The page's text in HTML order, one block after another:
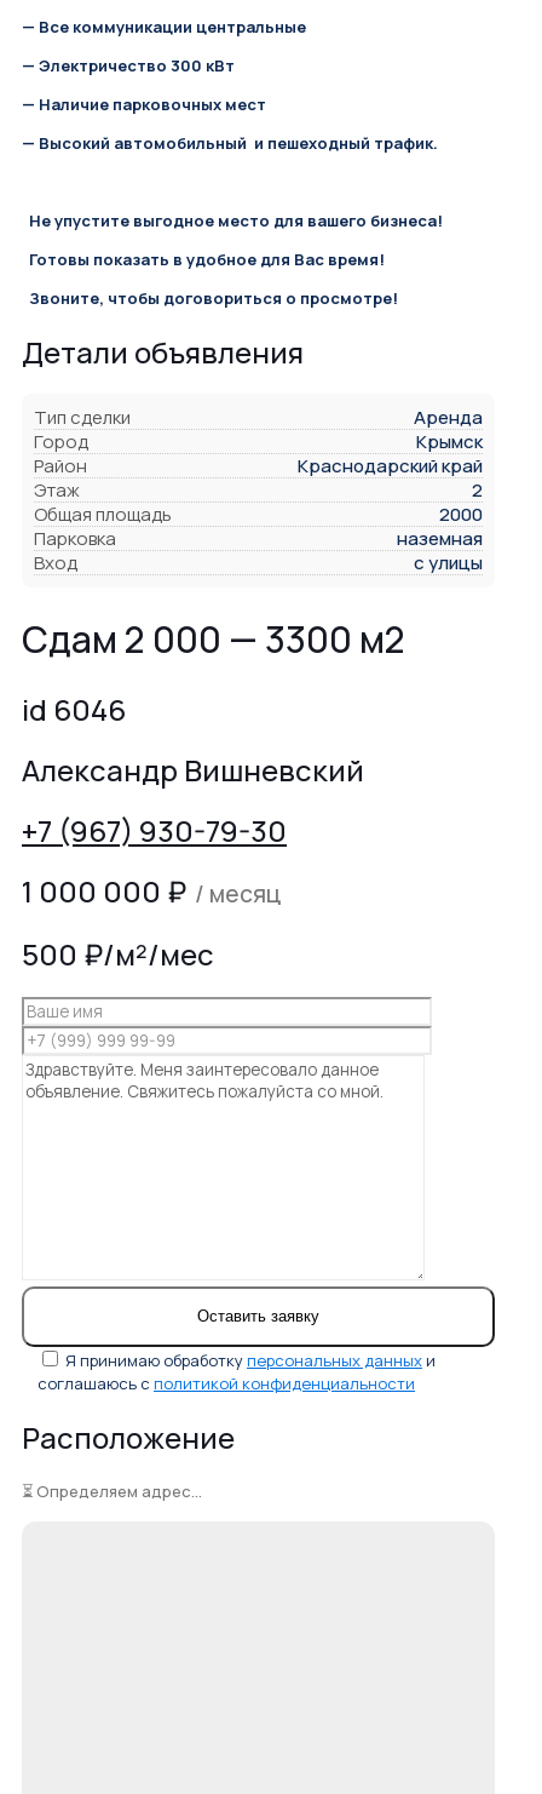
— Все коммуникации центральные
— Электричество 300 кВт
— Наличие парковочных мест
— Высокий автомобильный и пешеходный трафик.
Не упустите выгодное место для вашего бизнеса!
Готовы показать в удобное для Вас время!
Звоните, чтобы договориться о просмотре!
Детали объявления
Тип сделки
Аренда
Город
Крымск
Район
Краснодарский край
Этаж
2
Общая площадь
2000
Парковка
наземная
Вход
с улицы
Сдам 2 000 — 3300 м2
id 6046
Александр Вишневский
+7 (967) 930-79-30
1 000 000 ₽ / месяц
500 ₽/м²/мес
Я принимаю обработкуперсональных данных и
соглашаюсь с политикой конфиденциальности
Расположение
⏳ Определяем адрес...